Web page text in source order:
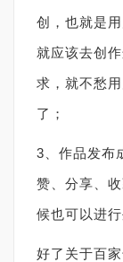
创，也就是
就应该去创
求，就不愁
了；
3、作品发布
赞、分享、
候也可以进
好了关于百